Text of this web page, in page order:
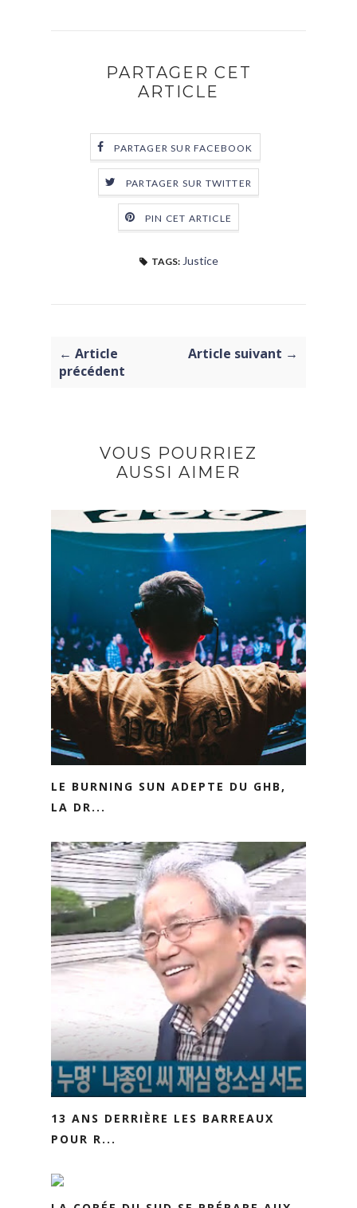
PARTAGER CET
ARTICLE
PARTAGER SUR FACEBOOK
PARTAGER SUR TWITTER
PIN CET ARTICLE
TAGS: Justice
← Article
précédent
Article suivant →
VOUS POURRIEZ
AUSSI AIMER
LE BURNING SUN ADEPTE DU GHB,
LA DR...
13 ANS DERRIÈRE LES BARREAUX
POUR R...